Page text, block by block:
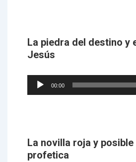
La piedra del destino y
Jesús
Audio
Player
00:00
La novilla roja y
profetica